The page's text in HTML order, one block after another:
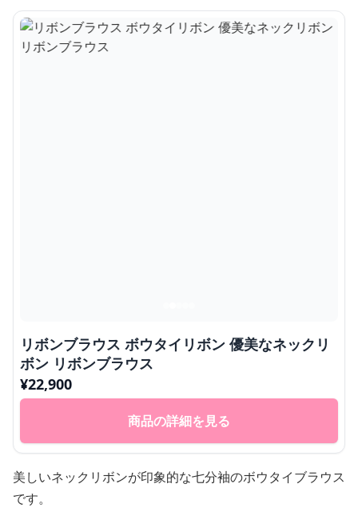
リボンブラウス ボウタイリボン 優美なネックリ
ボン リボンブラウス
¥22,900
商品の詳細を見る
美しいネックリボンが印象的な七分袖のボウタイブラウス
です。